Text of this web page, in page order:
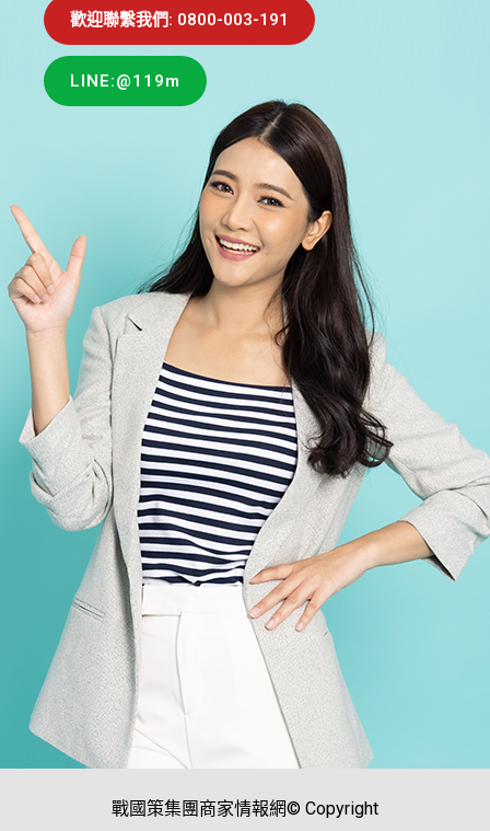
歡迎聯繫我們: 0800-003-191
LINE:@119m
戰國策集團商家情報網© Copyright